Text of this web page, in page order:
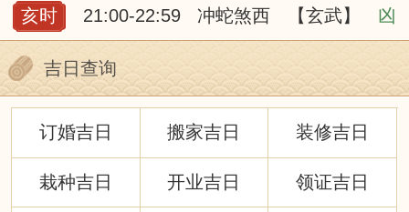
亥时 21:00-22:59 冲蛇煞西 【玄武】 凶
吉日查询
订婚吉日 搬家吉日 装修吉日
栽种吉日 开业吉日 领证吉日